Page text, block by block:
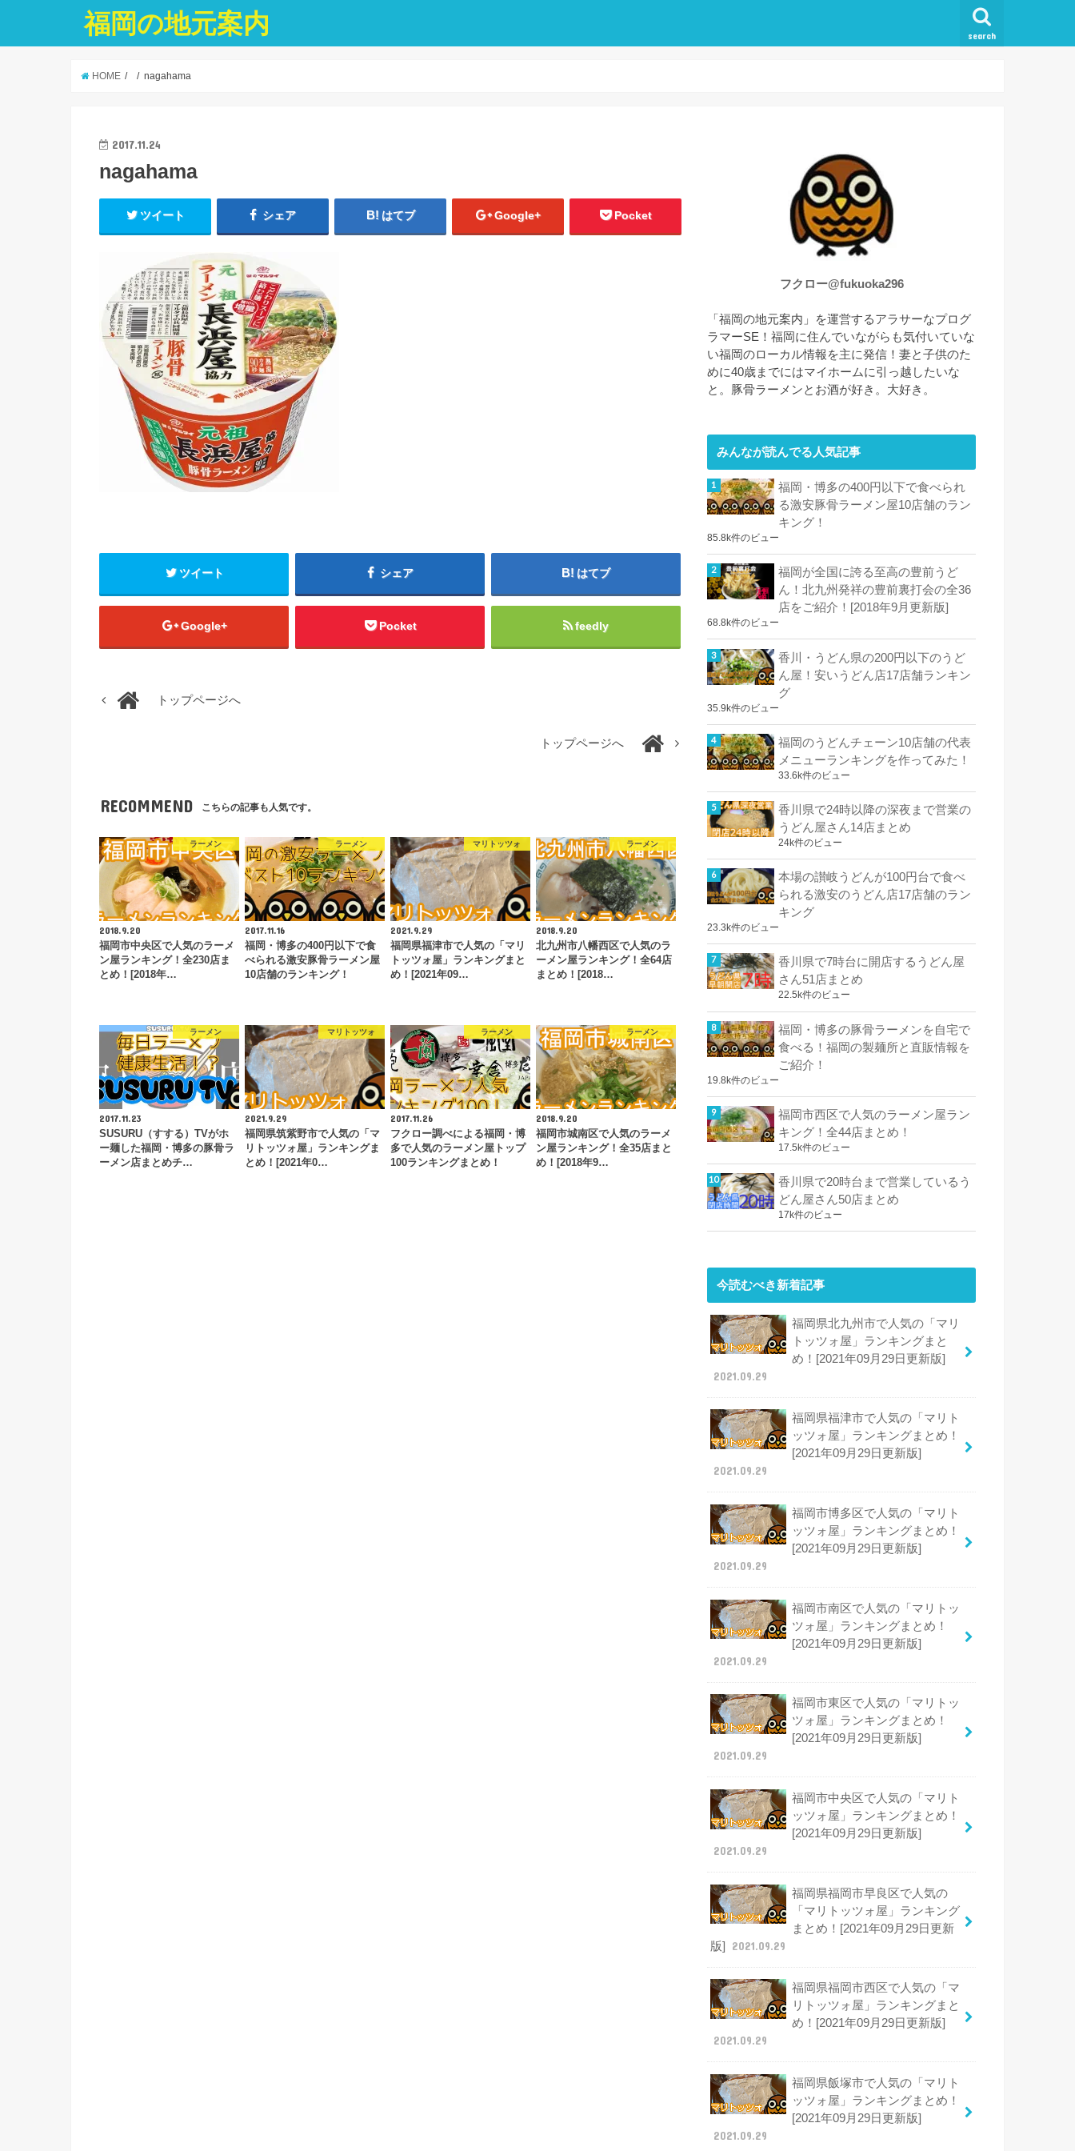
福岡の地元案内 search
HOME nagahama
2017.11.24
nagahama
ツイート シェア はてブ Google+ Pocket
ツイート シェア はてブ
Google+ Pocket feedly
トップページへ
トップページへ
RECOMMEND こちらの記事も人気です。
ラーメン
2018.9.20
福岡市中央区で人気のラーメ
ン屋ランキング！全230店ま
とめ！[2018年…
ラーメン
2017.11.16
福岡・博多の400円以下で食
べられる激安豚骨ラーメン屋
10店舗のランキング！
マリトッツォ
2021.9.29
福岡県福津市で人気の「マリ
トッツォ屋」ランキングまと
め！[2021年09…
ラーメン
2018.9.20
北九州市八幡西区で人気のラ
ーメン屋ランキング！全64店
まとめ！[2018…
ラーメン
2017.11.23
SUSURU（すする）TVがホ
ー麺した福岡・博多の豚骨ラ
ーメン店まとめチ…
マリトッツォ
2021.9.29
福岡県筑紫野市で人気の「マ
リトッツォ屋」ランキングま
とめ！[2021年0…
ラーメン
2017.11.26
フクロー調べによる福岡・博
多で人気のラーメン屋トップ
100ランキングまとめ！
ラーメン
2018.9.20
福岡市城南区で人気のラーメ
ン屋ランキング！全35店まと
め！[2018年9…
フクロー@fukuoka296
「福岡の地元案内」を運営するアラサーなプログ
ラマーSE！福岡に住んでいながらも気付いていな
い福岡のローカル情報を主に発信！妻と子供のた
めに40歳までにはマイホームに引っ越したいな
と。豚骨ラーメンとお酒が好き。大好き。
みんなが読んでる人気記事
福岡・博多の400円以下で食べられ
る激安豚骨ラーメン屋10店舗のラン
キング！
85.8k件のビュー
福岡が全国に誇る至高の豊前うど
ん！北九州発祥の豊前裏打会の全36
店をご紹介！[2018年9月更新版]
68.8k件のビュー
香川・うどん県の200円以下のうど
ん屋！安いうどん店17店舗ランキン
グ
35.9k件のビュー
福岡のうどんチェーン10店舗の代表
メニューランキングを作ってみた！
33.6k件のビュー
香川県で24時以降の深夜まで営業の
うどん屋さん14店まとめ
24k件のビュー
本場の讃岐うどんが100円台で食べ
られる激安のうどん店17店舗のラン
キング
23.3k件のビュー
香川県で7時台に開店するうどん屋
さん51店まとめ
22.5k件のビュー
福岡・博多の豚骨ラーメンを自宅で
食べる！福岡の製麺所と直販情報を
ご紹介！
19.8k件のビュー
福岡市西区で人気のラーメン屋ラン
キング！全44店まとめ！
17.5k件のビュー
香川県で20時台まで営業しているう
どん屋さん50店まとめ
17k件のビュー
今読むべき新着記事
福岡県北九州市で人気の「マリ
トッツォ屋」ランキングまと
め！[2021年09月29日更新版]
2021.09.29
福岡県福津市で人気の「マリト
ッツォ屋」ランキングまとめ！
[2021年09月29日更新版]
2021.09.29
福岡市博多区で人気の「マリト
ッツォ屋」ランキングまとめ！
[2021年09月29日更新版]
2021.09.29
福岡市南区で人気の「マリトッ
ツォ屋」ランキングまとめ！
[2021年09月29日更新版]
2021.09.29
福岡市東区で人気の「マリトッ
ツォ屋」ランキングまとめ！
[2021年09月29日更新版]
2021.09.29
福岡市中央区で人気の「マリト
ッツォ屋」ランキングまとめ！
[2021年09月29日更新版]
2021.09.29
福岡県福岡市早良区で人気の
「マリトッツォ屋」ランキング
まとめ！[2021年09月29日更新
版]
2021.09.29
福岡県福岡市西区で人気の「マ
リトッツォ屋」ランキングまと
め！[2021年09月29日更新版]
2021.09.29
福岡県飯塚市で人気の「マリト
ッツォ屋」ランキングまとめ！
[2021年09月29日更新版]
2021.09.29